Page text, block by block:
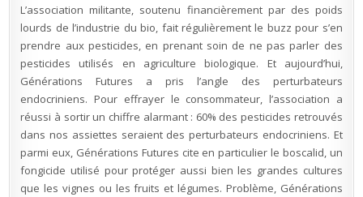
L’association militante, soutenu financièrement par des poids
lourds de l’industrie du bio, fait régulièrement le buzz pour s’en
prendre aux pesticides, en prenant soin de ne pas parler des
pesticides utilisés en agriculture biologique. Et aujourd’hui,
Générations Futures a pris l’angle des perturbateurs
endocriniens. Pour effrayer le consommateur, l’association a
réussi à sortir un chiffre alarmant : 60% des pesticides retrouvés
dans nos assiettes seraient des perturbateurs endocriniens. Et
parmi eux, Générations Futures cite en particulier le boscalid, un
fongicide utilisé pour protéger aussi bien les grandes cultures
que les vignes ou les fruits et légumes. Problème, Générations